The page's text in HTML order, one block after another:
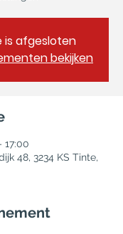
is afgesloten
bekijken
17:00
48, 3234 KS Tinte,